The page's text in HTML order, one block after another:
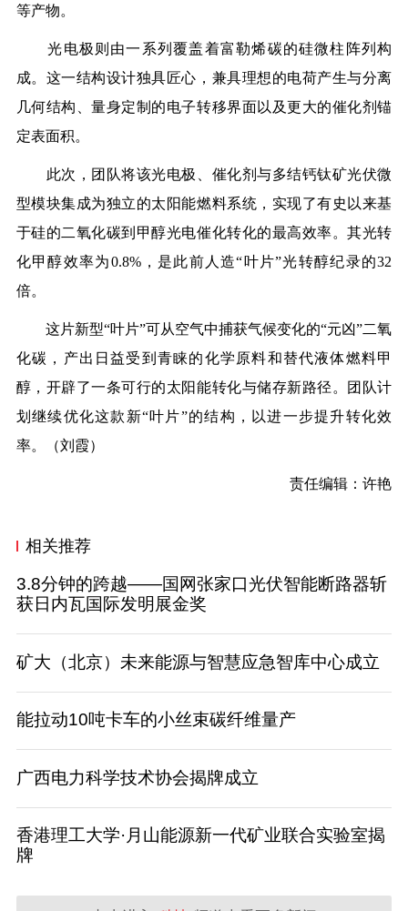
等产物。
光电极则由一系列覆盖着富勒烯碳的硅微柱阵列构
成。这一结构设计独具匠心，兼具理想的电荷产生与分离
几何结构、量身定制的电子转移界面以及更大的催化剂锚
定表面积。
此次，团队将该光电极、催化剂与多结钙钛矿光伏微
型模块集成为独立的太阳能燃料系统，实现了有史以来基
于硅的二氧化碳到甲醇光电催化转化的最高效率。其光转
化甲醇效率为0.8%，是此前人造“叶片”光转醇纪录的32
倍。
这片新型“叶片”可从空气中捕获气候变化的“元凶”二氧
化碳，产出日益受到青睐的化学原料和替代液体燃料甲
醇，开辟了一条可行的太阳能转化与储存新路径。团队计
划继续优化这款新“叶片”的结构，以进一步提升转化效
率。（刘霞）
责任编辑：许艳
相关推荐
3.8分钟的跨越——国网张家口光伏智能断路器斩
获日内瓦国际发明展金奖
矿大（北京）未来能源与智慧应急智库中心成立
能拉动10吨卡车的小丝束碳纤维量产
广西电力科学技术协会揭牌成立
香港理工大学·月山能源新一代矿业联合实验室揭
牌